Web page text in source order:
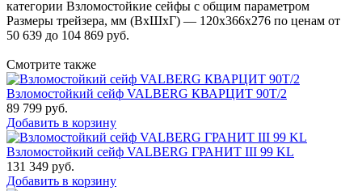
категории Взломостойкие сейфы с общим параметром
Размеры трейзера, мм (ВхШхГ) — 120x366x276 по ценам от
50 639 до 104 869 руб.
Смотрите также
Взломостойкий сейф VALBERG КВАРЦИТ 90Т/2
89 799 руб.
Добавить в корзину
Взломостойкий сейф VALBERG ГРАНИТ III 99 KL
131 349 руб.
Добавить в корзину